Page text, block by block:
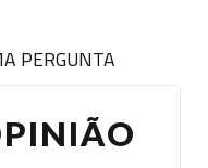
PERGUNTA